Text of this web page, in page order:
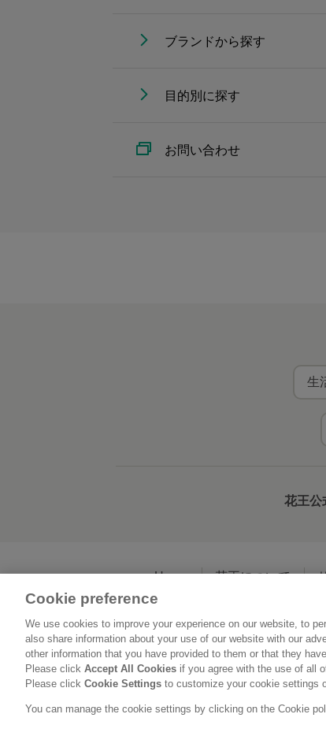
ブランドから探す
目的別に探す
お問い合わせ
生
花王公
Home 花王について
利用規約
Cookie preference
We use cookies to improve your experience on our website, to
also share information about your use of our website with our
other information that you have provided to them or that they
Please click Accept All Cookies if you agree with the use of all
Please click Cookie Settings to customize your cookie settings
You can manage the cookie settings by clicking on the Cookie